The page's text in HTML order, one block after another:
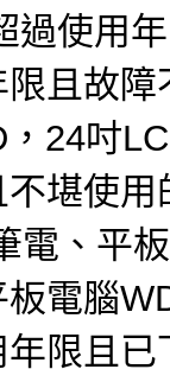
過使用
且故障
，24吋
不堪使
電、平
板電腦
年限且